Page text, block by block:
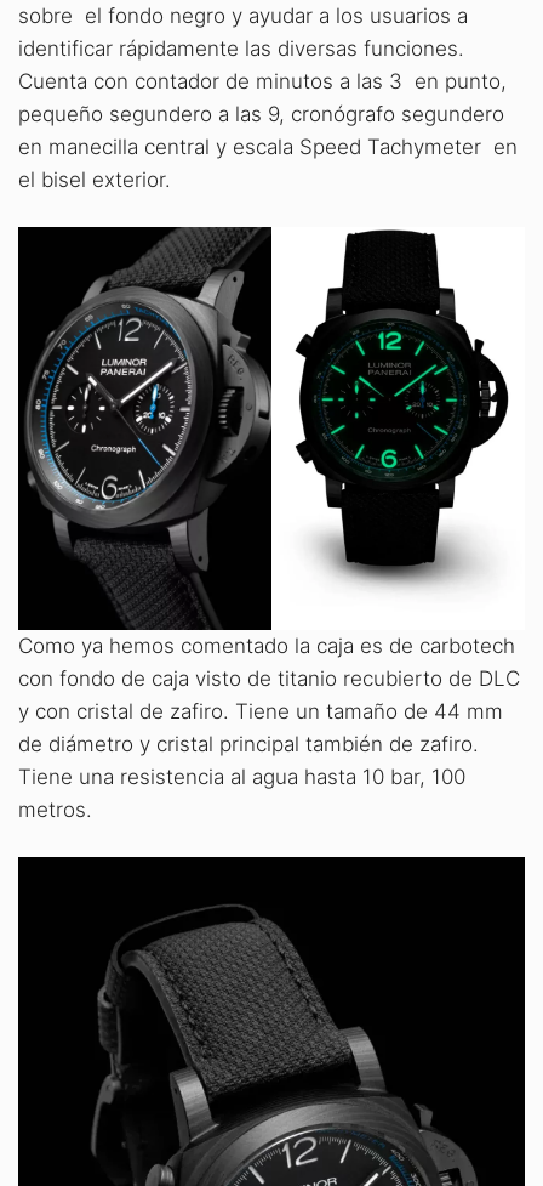
sobre el fondo negro y ayudar a los usuarios a
identificar rápidamente las diversas funciones.
Cuenta con contador de minutos a las 3 en punto,
pequeño segundero a las 9, cronógrafo segundero
en manecilla central y escala Speed Tachymeter en
el bisel exterior.
Como ya hemos comentado la caja es de carbotech
con fondo de caja visto de titanio recubierto de DLC
y con cristal de zafiro. Tiene un tamaño de 44 mm
de diámetro y cristal principal también de zafiro.
Tiene una resistencia al agua hasta 10 bar, 100
metros.